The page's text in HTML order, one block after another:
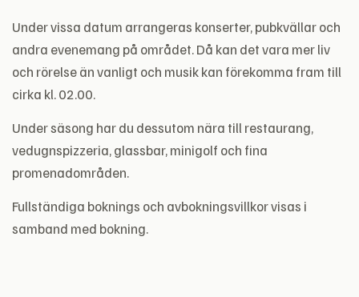
Under vissa datum arrangeras konserter, pubkvällar och
andra evenemang på området. Då kan det vara mer liv
och rörelse än vanligt och musik kan förekomma fram till
cirka kl. 02.00.
Under säsong har du dessutom nära till restaurang,
vedugnspizzeria, glassbar, minigolf och fina
promenadområden.
Fullständiga boknings och avbokningsvillkor visas i
samband med bokning.